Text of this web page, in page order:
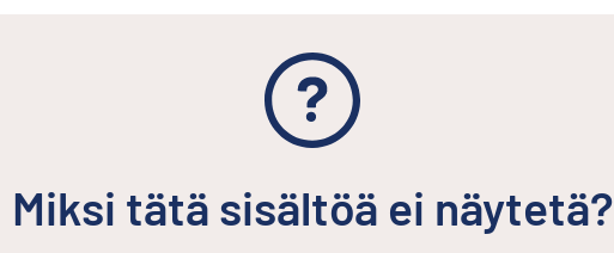
Miksi tätä sisältöä ei näytetä?